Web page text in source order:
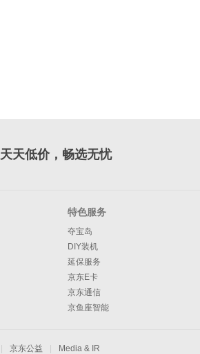
天天低价，畅选无忧
特色服务
夺宝岛
DIY装机
延保服务
京东E卡
京东通信
京鱼座智能
京东公益 Media & IR